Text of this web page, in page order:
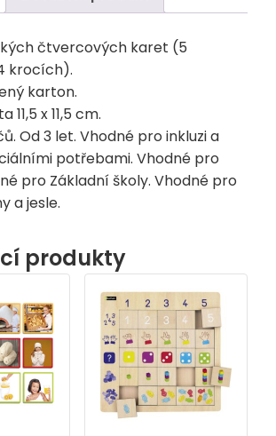
čtvercových karet (5
krocích).
karton.
x 11,5 cm.
Od 3 let. Vhodné pro inkluzi a
potřebami. Vhodné pro
pro Základní školy. Vhodné pro
a jesle.
produkty